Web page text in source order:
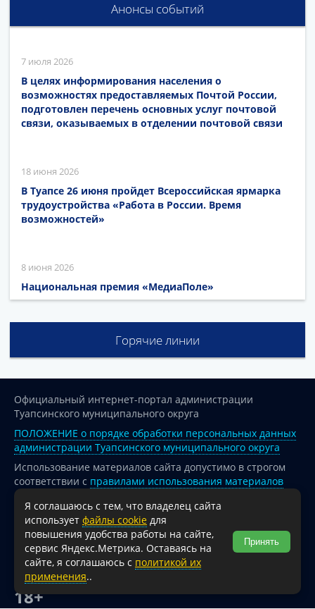
Анонсы событий
7 июля 2026
В целях информирования населения о
возможностях предоставляемых Почтой России,
подготовлен перечень основных услуг почтовой
связи, оказываемых в отделении почтовой связи
18 июня 2026
В Туапсе 26 июня пройдет Всероссийская ярмарка
трудоустройства «Работа в России. Время
возможностей»
8 июня 2026
Национальная премия «МедиаПоле»
Горячие линии
Официальный интернет-портал администрации
Туапсинского муниципального округа
ПОЛОЖЕНИЕ о порядке обработки персональных данных
администрации Туапсинского муниципального округа
Использование материалов сайта допустимо в строгом
соответствии с правилами использования материалов
опубликованных на сайте
При перепечатке и использовании информации ссылка
на источник обязательна.
Для сайтов и страниц сети Интернет обязательна
активная гиперссылка на официальный интернет-портал
администрации Туапсинского муниципального округа.
18+
Я соглашаюсь с тем, что владелец сайта
использует файлы cookie для
повышения удобства работы на сайте,
сервис Яндекс.Метрика. Оставаясь на
сайте, я соглашаюсь с политикой их
применения..
Принять